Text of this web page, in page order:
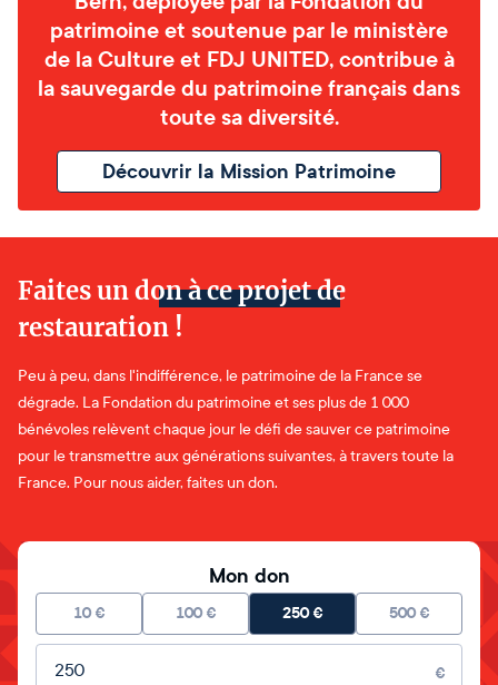
patrimoine et soutenue par le ministère
de la Culture et FDJ UNITED, contribue à
la sauvegarde du patrimoine français dans
toute sa diversité.
Découvrir la Mission Patrimoine
Faites un don à ce projet de
restauration !
Peu à peu, dans l'indifférence, le patrimoine de la France se
dégrade. La Fondation du patrimoine et ses plus de 1 000
bénévoles relèvent chaque jour le défi de sauver ce patrimoine
pour le transmettre aux générations suivantes, à travers toute la
France. Pour nous aider, faites un don.
Mon don
10 € 100 € 250€ 500 €
Montant libre
€